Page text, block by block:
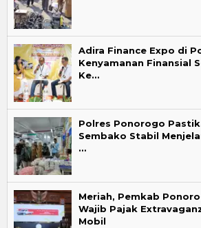
Adira Finance Expo di
Kenyamanan Finansial
Ke…
Polres Ponorogo
Sembako Stabil
…
Meriah, Pemkab
Wajib Pajak
Mobil